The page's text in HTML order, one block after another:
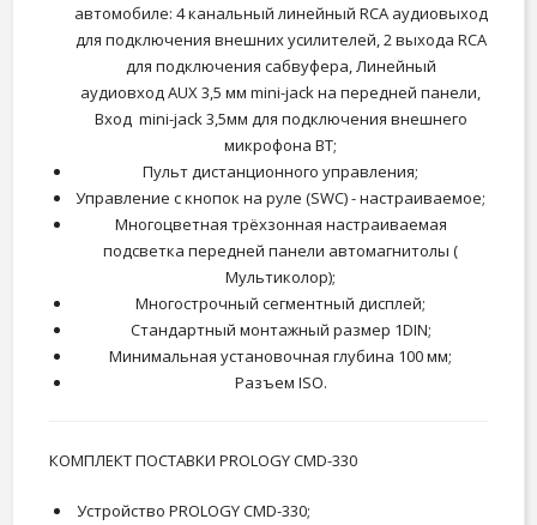
автомобиле: 4 канальный линейный RCA аудиовыход
для подключения внешних усилителей, 2 выхода RCA
для подключения сабвуфера, Линейный
аудиовход AUX 3,5 мм mini-jack на передней панели,
Вход mini-jack 3,5мм для подключения внешнего
микрофона BT;
Пульт дистанционного управления;
Управление с кнопок на руле (SWC) - настраиваемое;
Многоцветная трёхзонная настраиваемая
подсветка передней панели автомагнитолы (
Мультиколор);
Многострочный сегментный дисплей;
Стандартный монтажный размер 1DIN;
Минимальная установочная глубина 100 мм;
Разъем ISO.
КОМПЛЕКТ ПОСТАВКИ PROLOGY CMD-330
Устройство PROLOGY CMD-330;